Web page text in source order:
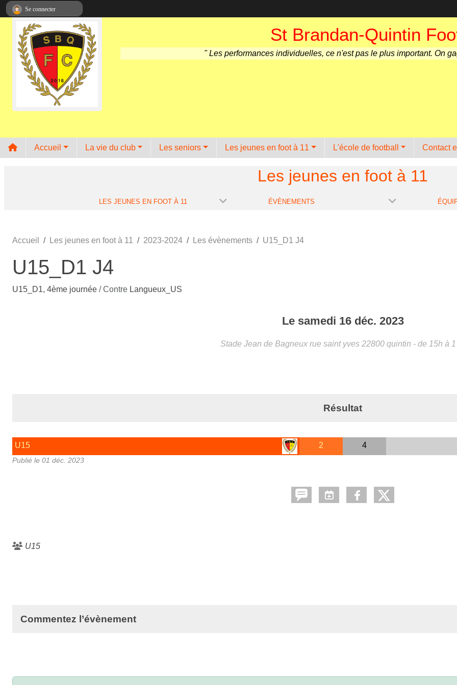
St Brandan-Quintin
" Les performances individuelles, ce n'est pas le plus important. On
Accueil La vie du club Les seniors Les jeunes en foot à 11 L'école de football Contact
Les jeunes en foot à 11
LES JEUNES EN FOOT À 11 ÉVÈNEMENTS
Accueil Les jeunes en foot à 11 2023-2024 Les évènements U15_D1 J4
U15_D1 J4
U15_D1, 4ème journée / Contre Langueux_US
Le samedi 16 déc. 2023
Stade Jean de Bagneux rue saint yves 22800 quintin - de 15h à
Résultat
U15 2 4
Publié le 01 déc. 2023
U15
Commentez l’évènement
Se connecter
Panneau de gestion des cookies